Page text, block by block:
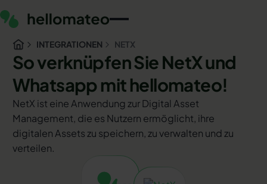
INTEGRATIONEN NETX
So verknüpfen Sie NetX und
Whatsapp mit hellomateo!
NetX ist eine Anwendung zur Digital Asset
Management, die es Nutzern ermöglicht, ihre
digitalen Assets zu speichern, zu verwalten und zu
verteilen.